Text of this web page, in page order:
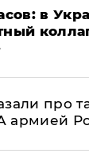
в
про
армией